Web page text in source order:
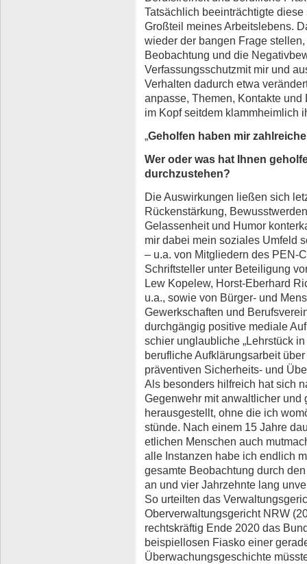
Tatsächlich beeinträchtigte
Großteil meines Arbeitslebens.
wieder der bangen Frage
Beobachtung und die
Verfassungsschutzmit mir und
Verhalten dadurch etwa
anpasse, Themen, Kontakte
im Kopf seitdem klammheimlich
„Geholfen haben mir
Wer oder was hat Ihnen
durchzustehen?
Die Auswirkungen ließen sich
Rückenstärkung,
Gelassenheit und Humor
mir dabei mein soziales Umfeld
– u.a. von Mitgliedern des PEN-
Schriftsteller unter Beteiligung
Lew Kopelew, Horst-Eberhard
u.a., sowie von Bürger- und
Gewerkschaften und
durchgängig positive mediale
schier unglaubliche „Lehrstück
berufliche Aufklärungsarbeit
präventiven Sicherheits- und
Als besonders hilfreich hat sich
Gegenwehr mit anwaltlicher und
herausgestellt, ohne die ich
stünde. Nach einem 15 Jahre
etlichen Menschen auch
alle Instanzen habe ich endlich
gesamte Beobachtung durch
an und vier Jahrzehnte lang
So urteilten das
Oberverwaltungsgericht NRW
rechtskräftig Ende 2020 das
beispiellosen Fiasko einer
Überwachungsgeschichte